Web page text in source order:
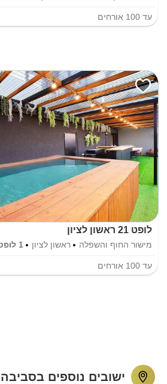
עד 100 אורחים
לופט 21 ראשון לציון
מישור החוף והשפלה ראשון לציון 1 לופט
עד 100 אורחים
ישובים נוספים בסביבה